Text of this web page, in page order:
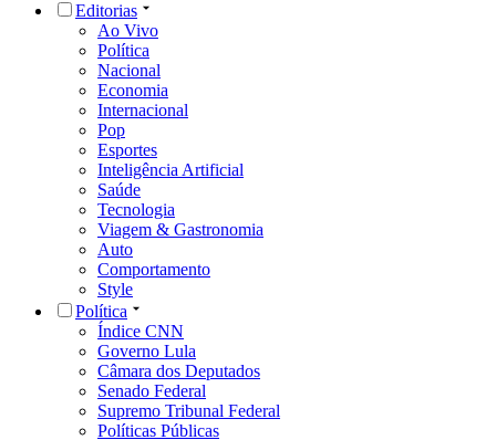
Editorias
Ao Vivo
Política
Nacional
Economia
Internacional
Pop
Esportes
Inteligência Artificial
Saúde
Tecnologia
Viagem & Gastronomia
Auto
Comportamento
Style
Política
Índice CNN
Governo Lula
Câmara dos Deputados
Senado Federal
Supremo Tribunal Federal
Políticas Públicas